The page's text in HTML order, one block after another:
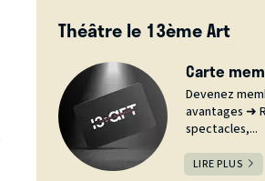
Théâtre le 13ème Art
Carte
Devenez
avantages ➜
spectacles,...
LIRE PLUS